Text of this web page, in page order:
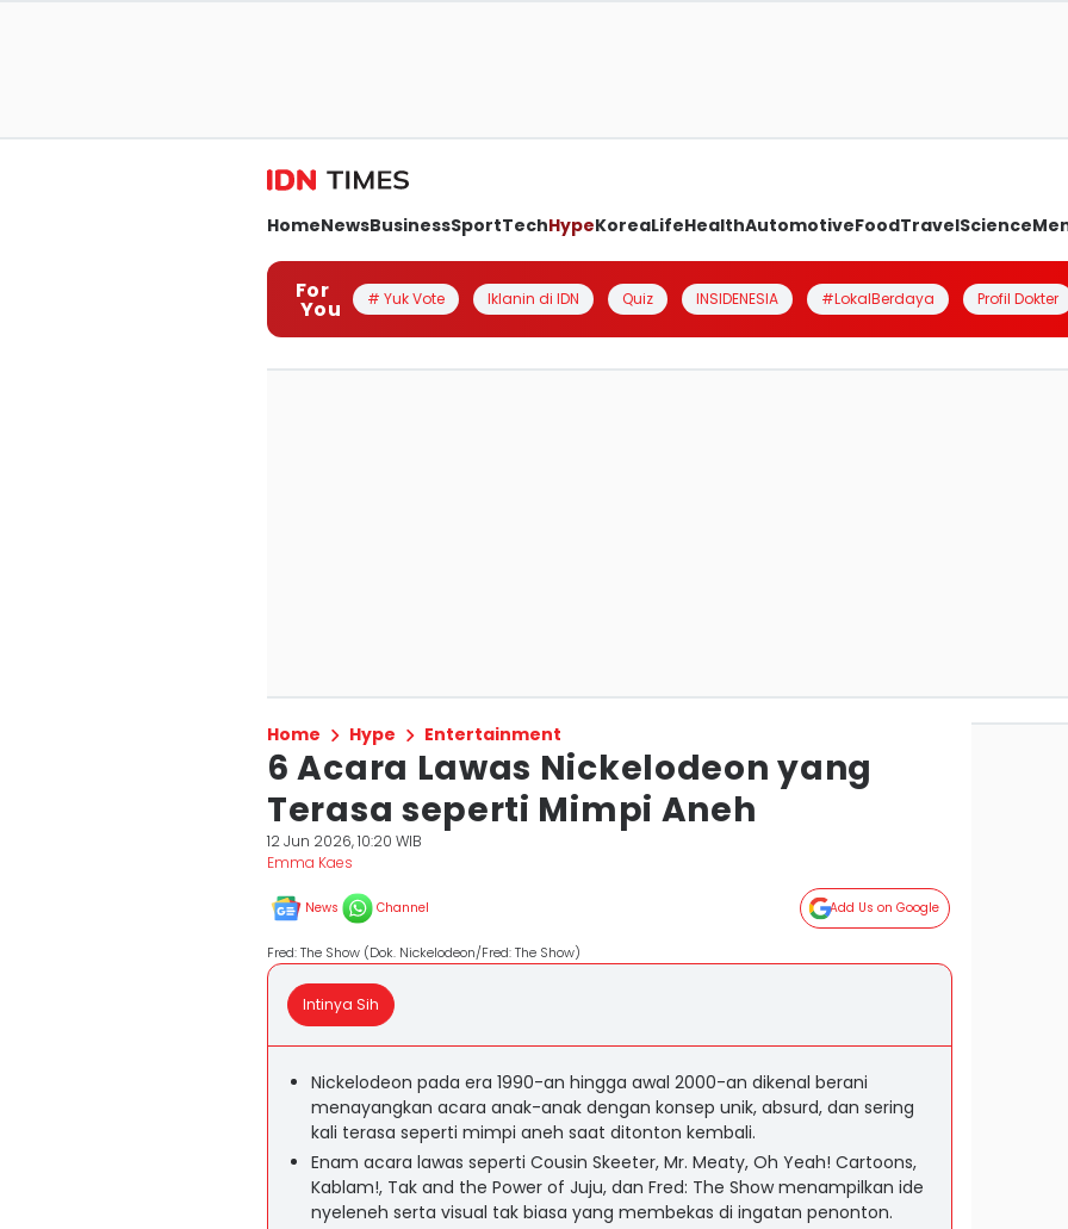
HomeNewsBusinessSportTechHypeKoreaLifeHealthAutomotiveFoodTravelScience
For
You # Yuk Vote Iklanin di IDN Quiz INSIDENESIA #LokalBerdaya Profil Dokter
Home Hype Entertainment
6 Acara Lawas Nickelodeon yang
Terasa seperti Mimpi Aneh
12 Jun 2026, 10:20 WIB
Emma Kaes
News Channel Add Us on Google
Fred: The Show (Dok. Nickelodeon/Fred: The Show)
Intinya Sih
Nickelodeon pada era 1990-an hingga awal 2000-an dikenal berani
menayangkan acara anak-anak dengan konsep unik, absurd, dan sering
kali terasa seperti mimpi aneh saat ditonton kembali.
Enam acara lawas seperti Cousin Skeeter, Mr. Meaty, Oh Yeah! Cartoons,
Kablam!, Tak and the Power of Juju, dan Fred: The Show menampilkan ide
nyeleneh serta visual tak biasa yang membekas di ingatan penonton.